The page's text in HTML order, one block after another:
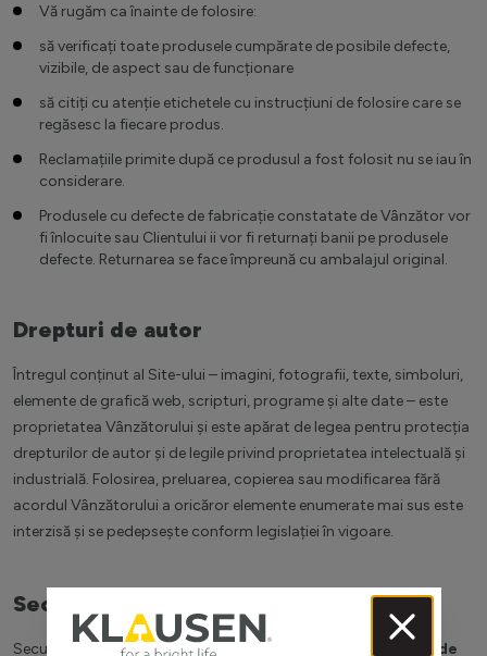
Vă rugăm ca înainte de folosire:
să verificați toate produsele cumpărate de posibile defecte,
vizibile, de aspect sau de funcționare
să citiți cu atenție etichetele cu instrucțiuni de folosire care se
regăsesc la fiecare produs.
Reclamațiile primite după ce produsul a fost folosit nu se iau în
considerare.
Produsele cu defecte de fabricație constatate de Vânzător vor
fi înlocuite sau Clientului ii vor fi returnați banii pe produsele
defecte. Returnarea se face împreună cu ambalajul original.
Drepturi de autor
Întregul conținut al Site-ului – imagini, fotografii, texte, simboluri,
elemente de grafică web, scripturi, programe și alte date – este
proprietatea Vânzătorului și este apărat de legea pentru protecția
drepturilor de autor și de legile privind proprietatea intelectuală și
industrială. Folosirea, preluarea, copierea sau modificarea fără
acordul Vânzătorului a oricăror elemente enumerate mai sus este
interzisă și se pedepsește conform legislației în vigoare.
Securitatea datelor personale
Securitatea datelor personale este tratată în pagina Politica de